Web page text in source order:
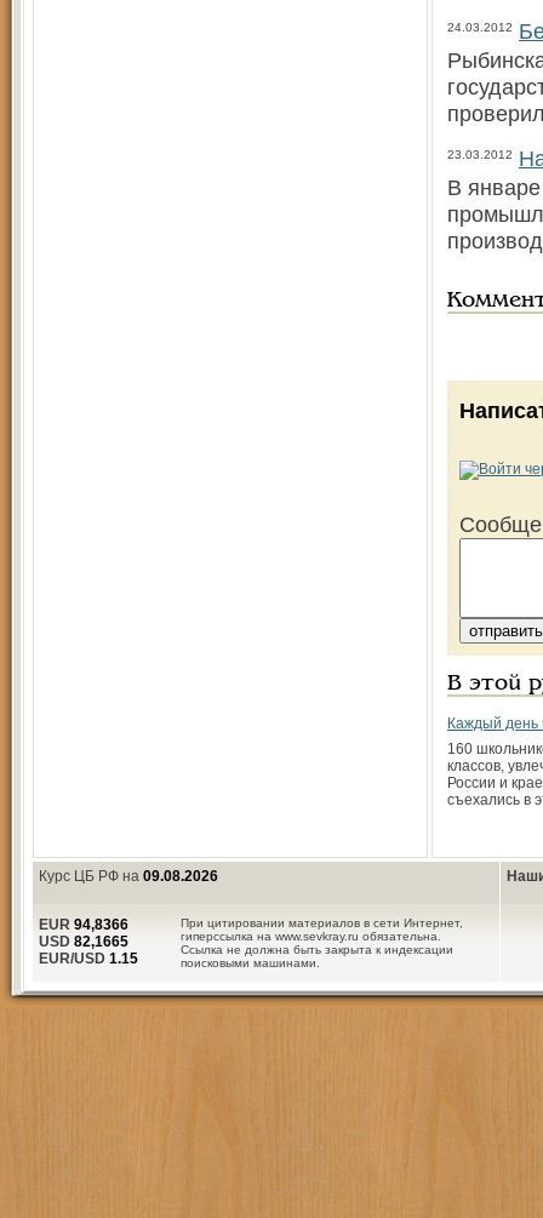
24.03.2012
23.03.2012
В
В этой
Каждый день
160
классов,
России и
съехались в
Курс ЦБ РФ на 09.08.2026
При цитировании материалов в сети Интернет,
гиперссылка на www.sevkray.ru обязательна.
Ссылка не должна быть закрыта к индексации
поисковыми машинами.
EUR 94,8366
USD 82,1665
EUR/USD 1.15